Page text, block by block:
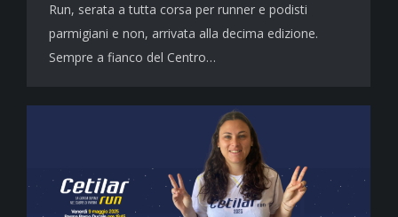
Run, serata a tutta corsa per runner e podisti
parmigiani e non, arrivata alla decima edizione.
Sempre a fianco del Centro…